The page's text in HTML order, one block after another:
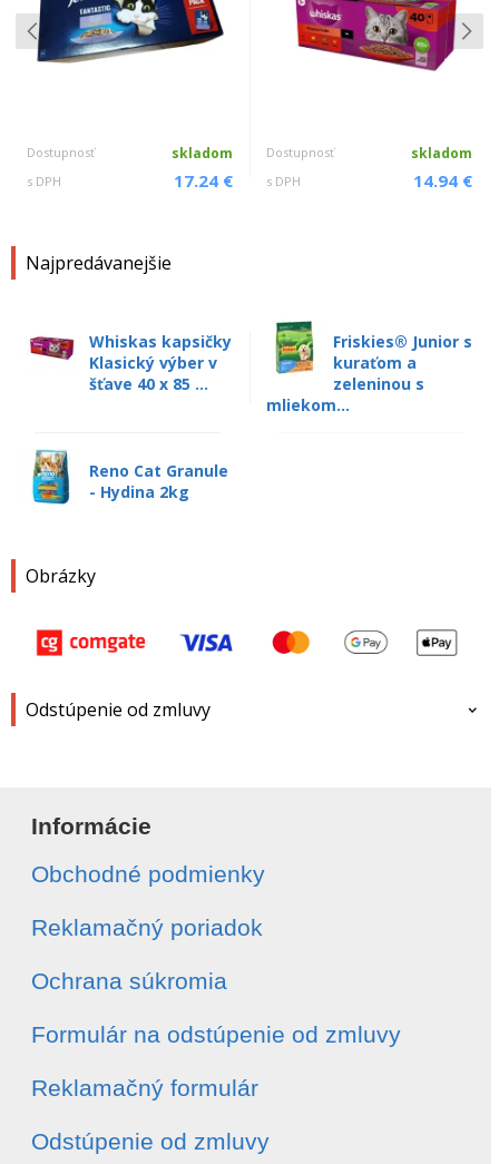
Najpredávanejšie
Whiskas kapsičky
Klasický výber v
šťave 40 x 85 ...
Friskies® Junior s
kuraťom a
zeleninou s
mliekom...
Reno Cat Granule
- Hydina 2kg
Dostupnosť skladom
s DPH 17.24 €
Dostupnosť skladom
s DPH 14.94 €
Obrázky
Odstúpenie od zmluvy
E-mail*
Číslo objednávky*
Dátum vytvorenia objednávky*
Informácie
Obchodné podmienky
Reklamačný poriadok
Ochrana súkromia
Formulár na odstúpenie od zmluvy
Reklamačný formulár
Odstúpenie od zmluvy